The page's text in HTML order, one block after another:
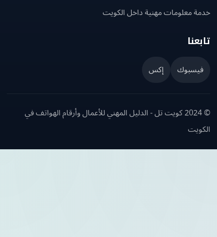
معلومات مهنية داخل الكويت
إكس
© 2024 كويت تل - الدليل المهني للأعمال وأرقام الهواتف في